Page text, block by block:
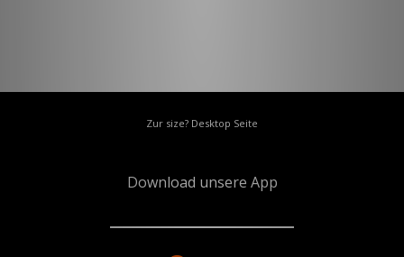
Zur size? Desktop Seite
Download unsere App